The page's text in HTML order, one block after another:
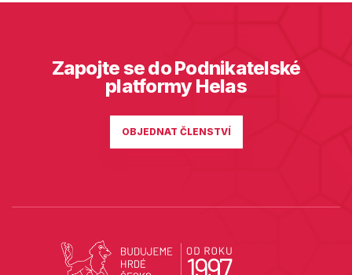
Zapojte se do Podnikatelské
platformy Helas
OBJEDNAT ČLENSTVÍ